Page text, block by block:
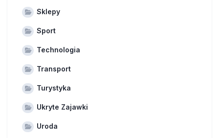
Sklepy
Sport
Technologia
Transport
Turystyka
Ukryte Zajawki
Uroda